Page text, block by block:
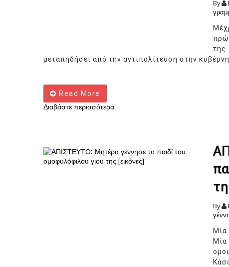
By
της
μεταπηδήσει από την αντιπολίτευση στην
Read More
Διαβάστε περισσότερα
By
Μία
Μία